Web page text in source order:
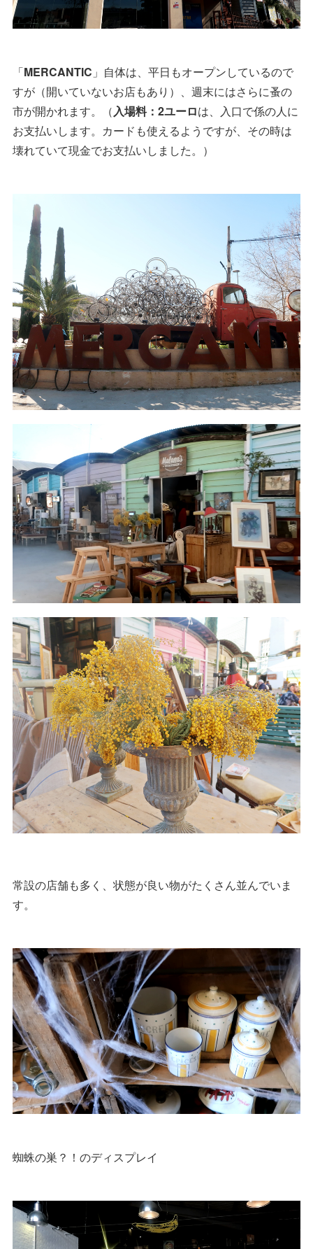
「MERCANTIC 」自体は、平日もオープンしているので
すが（開いていないお店もあり）、週末にはさらに蚤の
市が開かれます。（入場料：2ユーロは、入口で係の人に
お支払いします。カードも使えるようですが、その時は
壊れていて現金でお支払いしました。）
常設の店舗も多く、状態が良い物がたくさん並んでいま
す。
蜘蛛の巣？！のディスプレイ